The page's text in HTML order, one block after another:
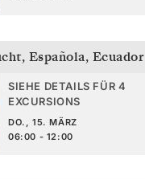
Española, Ecuador
SIEHE DETAILS FÜR 4
EXCURSIONS
DO., 15. MÄRZ
06:00 - 12:00